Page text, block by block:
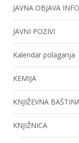
JAVNA OBJAVA
JAVNI POZIVI
Kalendar polaganja
KEMIJA
KNJIŽEVNA
KNJIŽNICA